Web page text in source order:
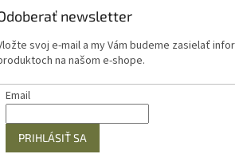
newsletter
svoj e-mail a my Vám budeme zasielať
na našom e-shope.
Email
PRIHLÁSIŤ SA